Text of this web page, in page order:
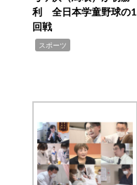
利 全日本学童野球の1
回戦
スポーツ